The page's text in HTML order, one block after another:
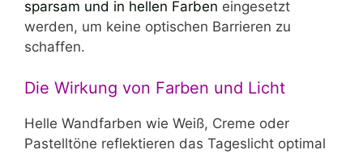
sparsam und in hellen Farben eingesetzt
werden, um keine optischen Barrieren zu
schaffen.
Die Wirkung von Farben und Licht
Helle Wandfarben wie Weiß, Creme oder
Pastelltöne reflektieren das Tageslicht optimal